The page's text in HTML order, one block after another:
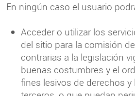
En ningún caso el usuario
Acceder o utilizar los
del sitio para la comisión
contrarias a la legislación
buenas costumbres y el
fines lesivos de derechos y